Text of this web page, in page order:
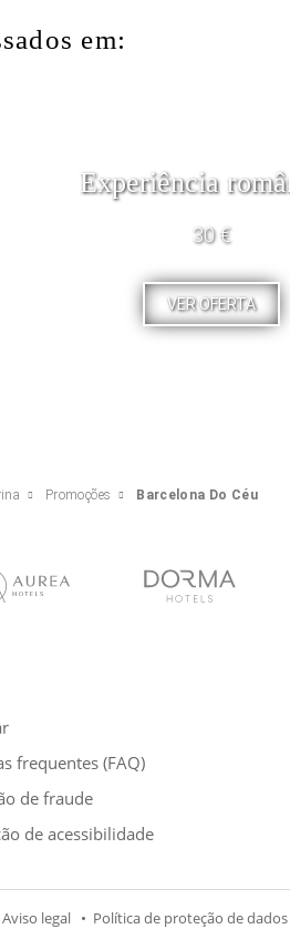
em:
Experiência
30 €
VER OFERTA
Promoções Barcelona Do Céu
frequentes (FAQ)
de fraude
de acessibilidade
Aviso legal Política de proteção de dados